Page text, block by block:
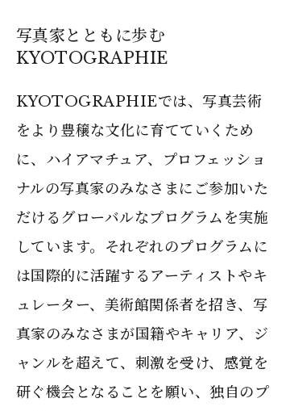
写真家とともに歩む
KYOTOGRAPHIE
KYOTOGRAPHIEでは、写真芸術
をより豊穣な文化に育てていくため
に、ハイアマチュア、プロフェッショ
ナルの写真家のみなさまにご参加いた
だけるグローバルなプログラムを実施
しています。それぞれのプログラムに
は国際的に活躍するアーティストやキ
ュレーター、美術館関係者を招き、写
真家のみなさまが国籍やキャリア、ジ
ャンルを超えて、刺激を受け、感覚を
研ぐ機会となることを願い、独自のプ